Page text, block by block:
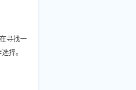
寻找一
择。